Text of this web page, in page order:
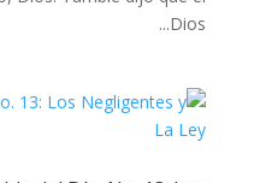
Dios...